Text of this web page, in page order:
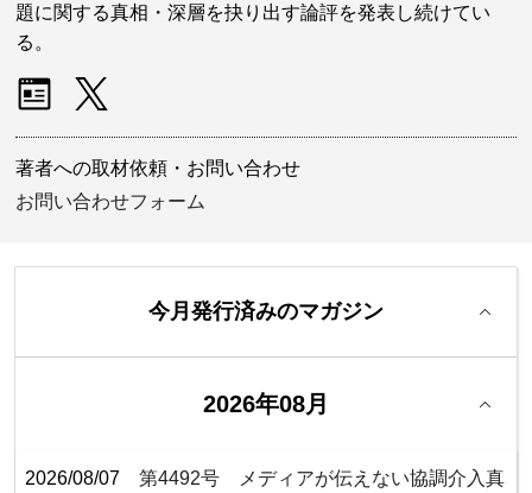
題に関する真相・深層を抉り出す論評を発表し続けてい
る。
著者への取材依頼・お問い合わせ
お問い合わせフォーム
今月発行済みのマガジン
2026年08月
2026/08/07
第4492号 メディアが伝えない協調介入真